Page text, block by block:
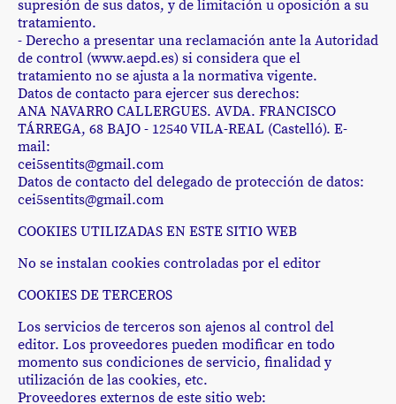
supresión de sus datos, y de limitación u oposición a su
tratamiento.
- Derecho a presentar una reclamación ante la Autoridad
de control (www.aepd.es) si considera que el
tratamiento no se ajusta a la normativa vigente.
Datos de contacto para ejercer sus derechos:
ANA NAVARRO CALLERGUES. AVDA. FRANCISCO
TÁRREGA, 68 BAJO - 12540 VILA-REAL (Castelló). E-
mail:
cei5sentits@gmail.com
Datos de contacto del delegado de protección de datos:
cei5sentits@gmail.com
COOKIES UTILIZADAS EN ESTE SITIO WEB
No se instalan cookies controladas por el editor
COOKIES DE TERCEROS
Los servicios de terceros son ajenos al control del
editor. Los proveedores pueden modificar en todo
momento sus condiciones de servicio, finalidad y
utilización de las cookies, etc.
Proveedores externos de este sitio web: